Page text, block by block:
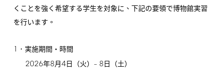
くことを強く希望する学生を対象に、下記の要領で博物館実習
を行います。
1 ．実施期間・時間
2026年8月4日（火）– 8 日（土）